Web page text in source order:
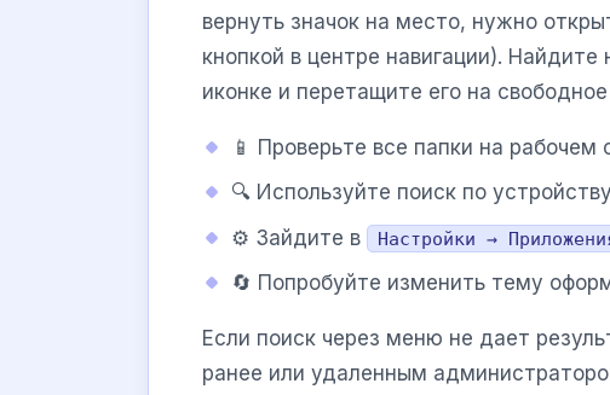
вернуть значок на место, нужно
кнопкой в центре навигации).
иконке и перетащите его на
📱 Проверьте все папки на
🔍 Используйте поиск по
⚙️ Зайдите в
Настройки →
🔄 Попробуйте изменить тему
Если поиск через меню не дает
ранее или удаленным